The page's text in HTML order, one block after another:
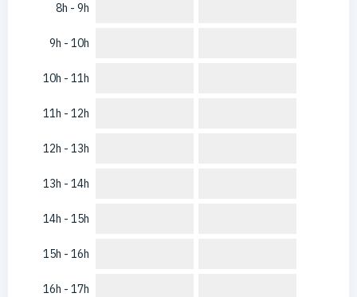
8h - 9h
9h - 10h
10h - 11h
11h - 12h
12h - 13h
13h - 14h
14h - 15h
15h - 16h
16h - 17h